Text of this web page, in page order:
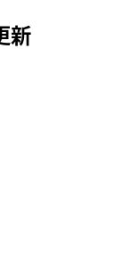
新